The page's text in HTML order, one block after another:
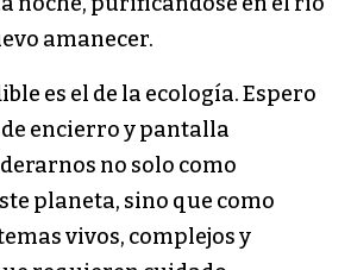
amanecer.
es el de la ecología. Espero
encierro y pantalla
no solo como
planeta, sino que como
vivos, complejos y